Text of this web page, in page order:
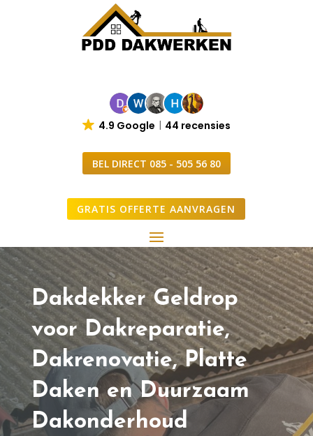
4.9 Google 44 recensies
BEL DIRECT 085 - 505 56 80
GRATIS OFFERTE AANVRAGEN
Dakdekker Geldrop
voor Dakreparatie,
Dakrenovatie, Platte
Daken en Duurzaam
Dakonderhoud